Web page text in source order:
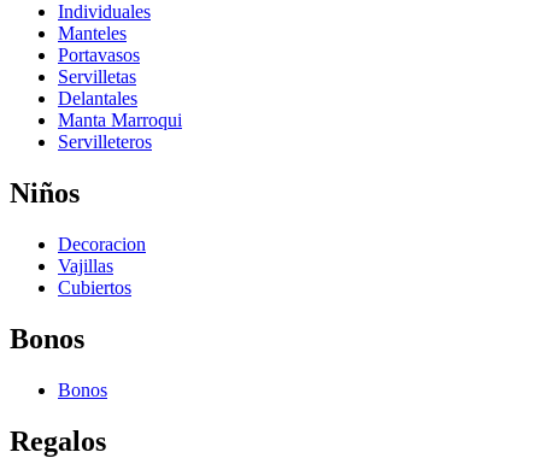
Individuales
Manteles
Portavasos
Servilletas
Delantales
Manta Marroqui
Servilleteros
Niños
Decoracion
Vajillas
Cubiertos
Bonos
Bonos
Regalos